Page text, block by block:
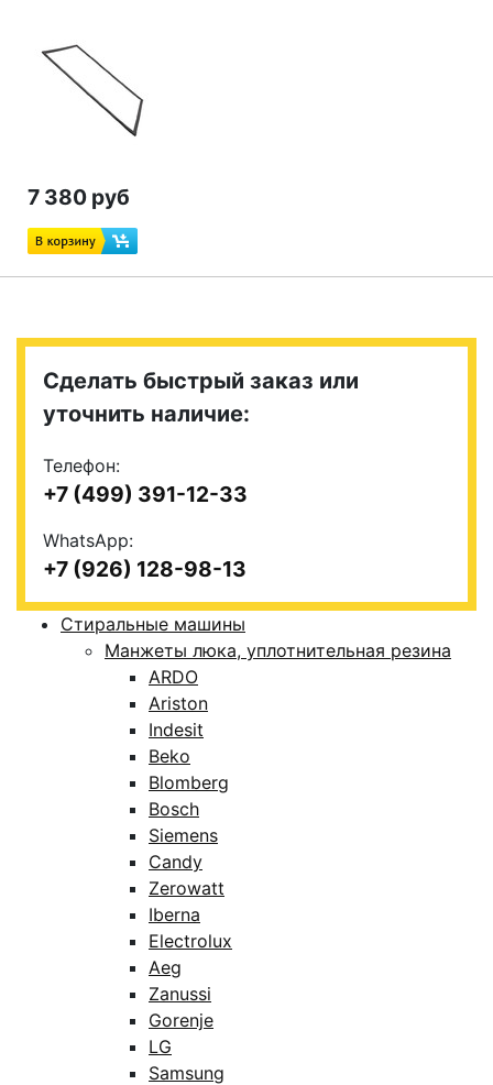
7 380 руб
Сделать быстрый заказ или
уточнить наличие:
Телефон:
+7 (499) 391-12-33
WhatsApp:
+7 (926) 128-98-13
Стиральные машины
Манжеты люка, уплотнительная резина
ARDO
Ariston
Indesit
Beko
Blomberg
Bosch
Siemens
Candy
Zerowatt
Iberna
Electrolux
Aeg
Zanussi
Gorenje
LG
Samsung